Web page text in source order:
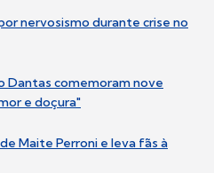
nervosismo durante crise no
Dantas comemoram nove
e doçura"
Maite Perroni e leva fãs à